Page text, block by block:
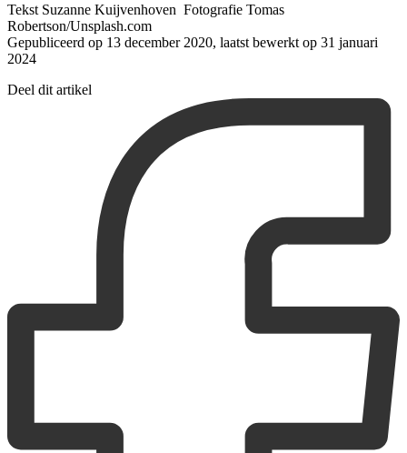
Tekst Suzanne Kuijvenhoven Fotografie Tomas
Robertson/Unsplash.com
Gepubliceerd op 13 december 2020, laatst bewerkt op 31 januari
2024
Deel dit artikel